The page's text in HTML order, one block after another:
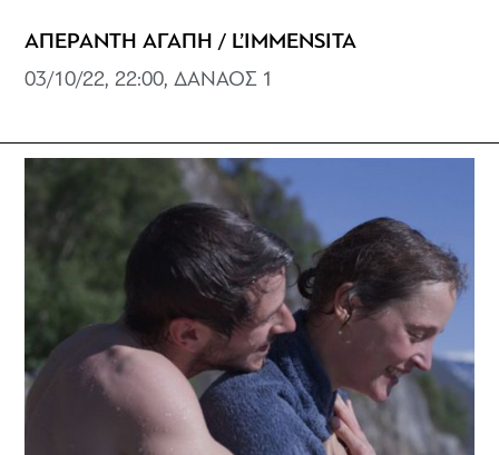
ΑΠΕΡΑΝΤΗ ΑΓΑΠΗ / L’IMMENSITA
03/10/22, 22:00, ΔΑΝΑΟΣ 1